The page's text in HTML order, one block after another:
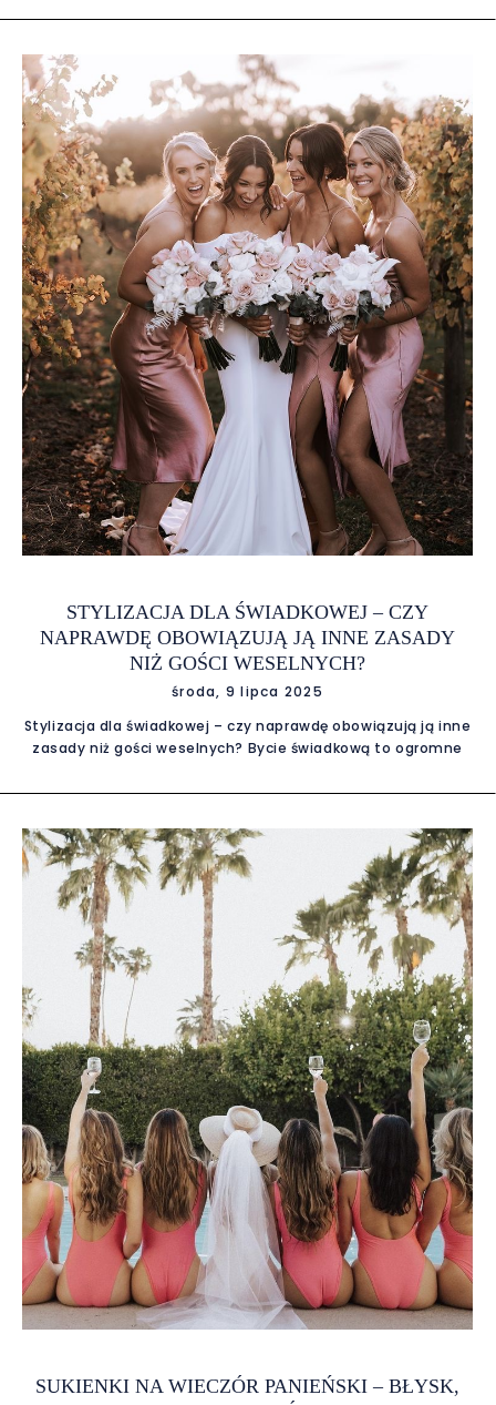
brzegiem morza, przyjęcia w ogrodzie, eleganckie kolacje
oprawy, a przede wszystkim odpowiedniej sukienki
wieczorowej. W tym przewodniku podpowiemy, jak dobrać
letnią stylizację na wieczór, by wyglądać modnie, czuć się
komfortowo i nie przegrzać się w upalnym klimacie.
Niezależnie od tego, czy wybierasz się na wieczór na plaży,
czy do ekskluzywnej restauracji – kluczem do sukcesu może
być wypożyczenie sukienki. To rozwiązanie, które zyskuje
coraz większą popularność wśród świadomych i stylowych
kobiet. Wieczór spędzony nad morzem rządzi się swoimi
prawami – tam króluje lekkość, luz i odrobina romantyzmu.
Idealna sukienka na taką okazję to zwiewna maxi
STYLIZACJA DLA ŚWIADKOWEJ – CZY
NAPRAWDĘ OBOWIĄZUJĄ JĄ INNE ZASADY
NIŻ GOŚCI WESELNYCH?
środa, 9 lipca 2025
Stylizacja dla świadkowej – czy naprawdę obowiązują ją inne
zasady niż gości weselnych? Bycie świadkową to ogromne
względem stylizacji. W końcu świadkowa towarzyszy Pannie
pojawia się na zdjęciach, a niekiedy także przemawia
podczas przyjęcia. Nic dziwnego, że jej strój powinien być
wyjątkowo dopracowany. Wiele kobiet zadaje sobie jednak
pytanie: czy świadkową rzeczywiście obowiązują inne
zasady niż pozostałych gości weselnych? Odpowiedź brzmi:
tak, choć nie są to sztywne reguły, a raczej subtelne
wytyczne, które pomagają zachować odpowiedni balans
między elegancją a umiarem. Stylizacja dla świadkowej
powinna przede wszystkim wyróżniać się klasą i
dopasowaniem do charakteru wydarzenia, jednocześnie nie
przyćmiewając sukni Panny Młodej. To delikatna równowa
SUKIENKI NA WIECZÓR PANIEŃSKI – BŁYSK,